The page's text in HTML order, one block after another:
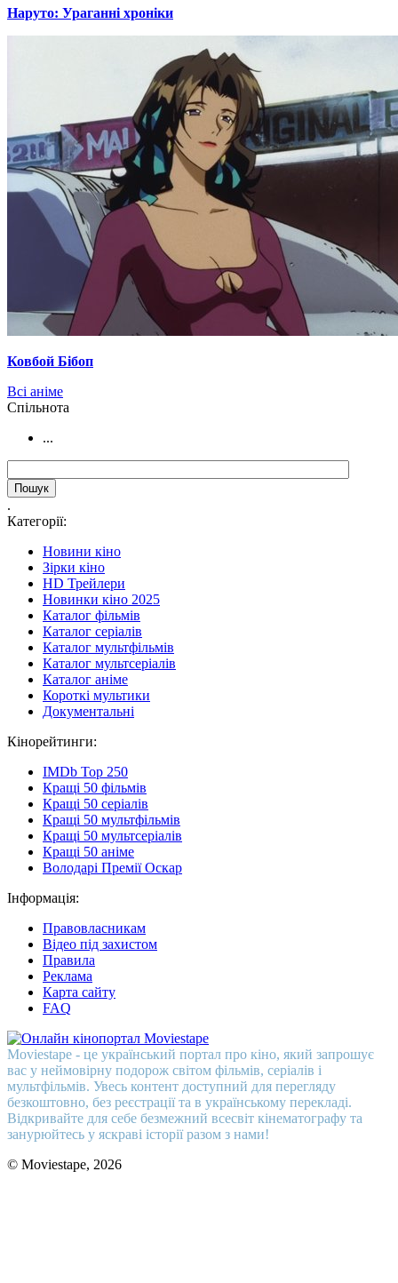
Наруто: Ураганні хроніки
Ковбой Бібоп
Всі аніме
Cпільнота
...
.
Категорії:
Новини кіно
Зірки кіно
HD Трейлери
Новинки кіно 2025
Каталог фільмів
Каталог серіалів
Каталог мультфільмів
Каталог мультсеріалів
Каталог аніме
Короткі мультики
Документальні
Кінорейтинги:
IMDb Top 250
Кращі 50 фільмів
Кращі 50 серіалів
Кращі 50 мультфільмів
Кращі 50 мультсеріалів
Кращі 50 аніме
Володарі Премії Оскар
Інформація:
Правовласникам
Відео під захистом
Правила
Реклама
Карта сайту
FAQ
Moviestape - це український портал про кіно, який запрошує
вас у неймовірну подорож світом фільмів, серіалів і
мультфільмів. Увесь контент доступний для перегляду
безкоштовно, без реєстрації та в українському перекладі.
Відкривайте для себе безмежний всесвіт кінематографу та
занурюйтесь у яскраві історії разом з нами!
© Moviestape, 2026